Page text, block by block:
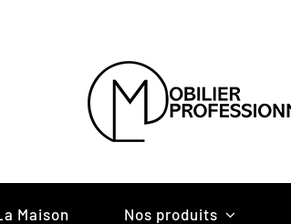
Maison Nos produits